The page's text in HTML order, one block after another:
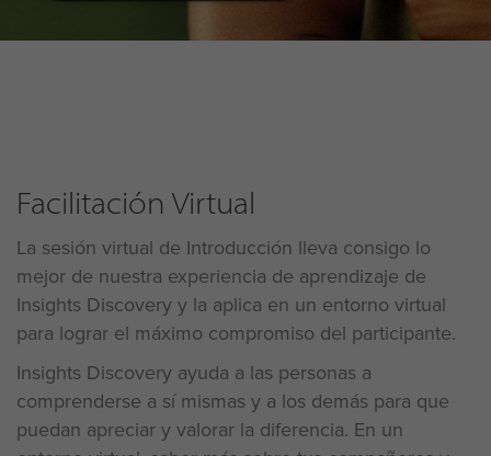
Facilitación Virtual
La sesión virtual de Introducción lleva consigo lo
mejor de nuestra experiencia de aprendizaje de
Insights Discovery y la aplica en un entorno virtual
para lograr el máximo compromiso del participante.
Insights Discovery ayuda a las personas a
comprenderse a sí mismas y a los demás para que
puedan apreciar y valorar la diferencia. En un